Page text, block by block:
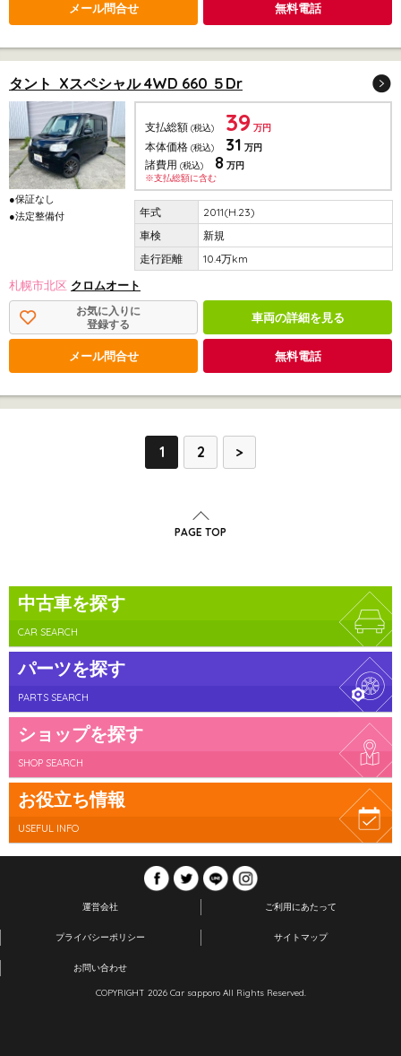
メール問合せ 無料電話
タント Xスペシャル 4WD 660 ５Dr
●保証なし
●法定整備付
支払総額 (税込) 39 万円
本体価格 (税込) 31 万円
諸費用 (税込) 8 万円
※支払総額に含む
2011(H.23)
新規
10.4万km
札幌市北区 クロムオート
お気に入りに
登録する
車両の詳細を見る
メール問合せ 無料電話
1 2 >
PAGE TOP
中古車を探す
CAR SEARCH
パーツを探す
PARTS SEARCH
ショップを探す
SHOP SEARCH
お役立ち情報
USEFUL INFO
運営会社 ご利用にあたって
プライバシーポリシー サイトマップ
お問い合わせ
COPYRIGHT 2026 Car sapporo All Rights Reserved.